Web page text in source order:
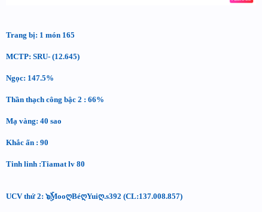
Trang bị: 1 món 165
MCTP: SRU- (12.645)
Ngọc: 147.5%
Thần thạch công bậc 2 : 66%
Mạ vàng: 40 sao
Khắc ấn : 90
Tinh linh :Tiamat lv 80
UCV thứ 2: ๖ۣۜMooღBéღYuiღ.s392 (CL:137.008.857)